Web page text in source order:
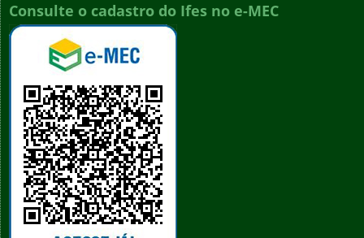
Consulte o cadastro do Ifes no e-MEC